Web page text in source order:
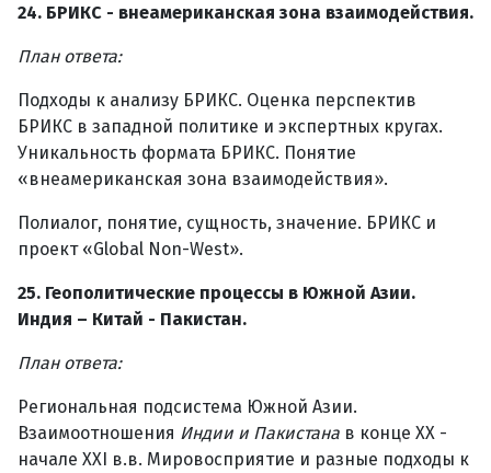
24. БРИКС - внеамериканская зона взаимодействия.
План ответа:
Подходы к анализу БРИКС. Оценка перспектив
БРИКС в западной политике и экспертных кругах.
Уникальность формата БРИКС. Понятие
«внеамериканская зона взаимодействия».
Полиалог, понятие, сущность, значение. БРИКС и
проект «Global Non-West».
25. Геополитические процессы в Южной Азии.
Индия – Китай - Пакистан.
План ответа:
Региональная подсистема Южной Азии.
Взаимоотношения Индии и Пакистана в конце XX -
начале XXI в.в. Мировосприятие и разные подходы к